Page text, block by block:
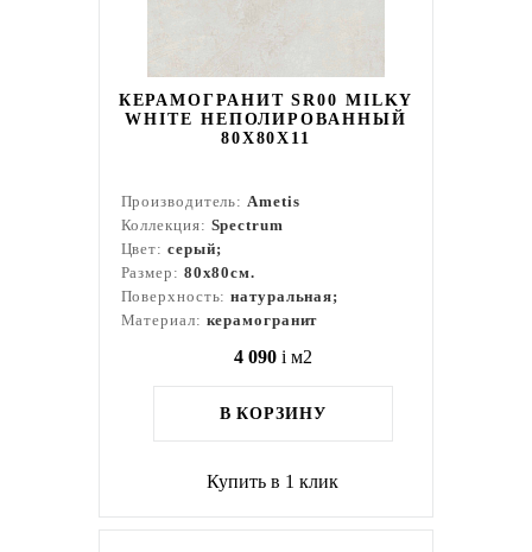
КЕРАМОГРАНИТ SR00 MILKY
WHITE НЕПОЛИРОВАННЫЙ
80X80Х11
Производитель:Ametis
Коллекция: Spectrum
Цвет: серый;
Размер: 80x80см.
Поверхность:натуральная;
Материал: керамогранит
4 090 i м2
В КОРЗИНУ
Купить в 1 клик